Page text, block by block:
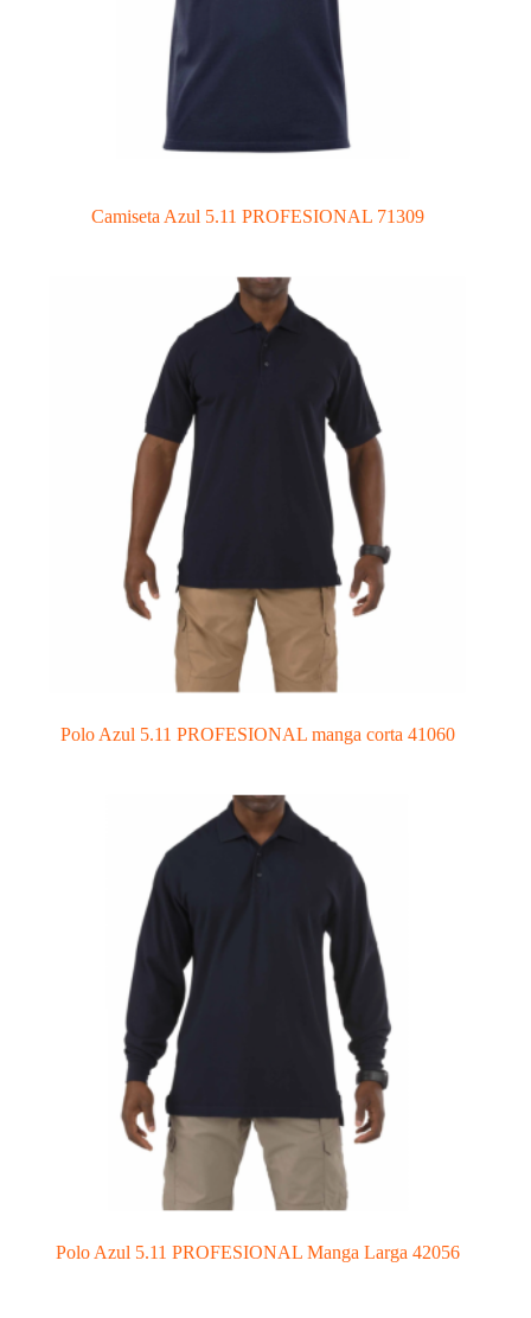
Camiseta Azul 5.11 PROFESIONAL 71309
Polo Azul 5.11 PROFESIONAL manga corta 41060
Polo Azul 5.11 PROFESIONAL Manga Larga 42056